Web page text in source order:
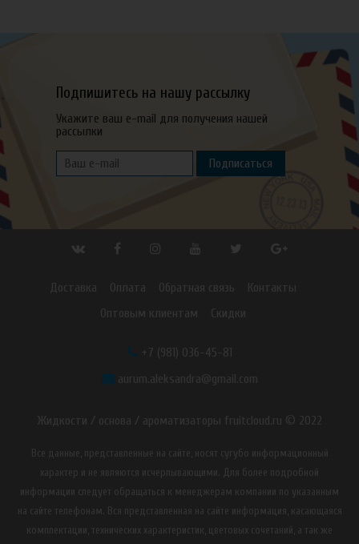
Подпишитесь на нашу рассылку
Укажите ваш e-mail для получения нашей
рассылки
Подписаться
Доставка Оплата Обратная связь
Контакты
Оптовым клиентам
Скидки
+7 (981) 036-45-81
aurum.aleksandra@gmail.com
Жидкости / основа / ароматизаторы fruitcloud.ru © 2022
Все данные, представленные на сайте, носят сугубо информационный
характер и не являются исчерпывающими. Для более подробной
информации следует обращаться к менеджерам компании по указанным
на сайте телефонам. Вся представленная на сайте информация, касающаяся
комплектации, технических характеристик, цветовых сочетаний, а так же